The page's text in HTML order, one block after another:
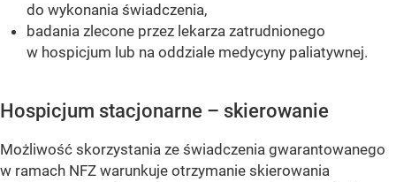
do wykonania świadczenia,
badania zlecone przez lekarza zatrudnionego
w hospicjum lub na oddziale medycyny paliatywnej.
Hospicjum stacjonarne – skierowanie
Możliwość skorzystania ze świadczenia gwarantowanego
w ramach NFZ warunkuje otrzymanie skierowania